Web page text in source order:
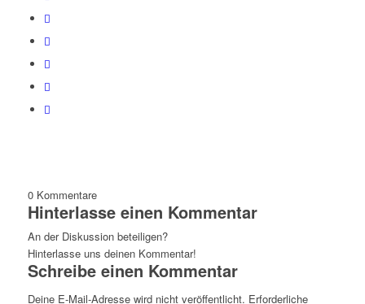
0 Kommentare
Hinterlasse einen Kommentar
An der Diskussion beteiligen?
Hinterlasse uns deinen Kommentar!
Schreibe einen Kommentar
Deine E-Mail-Adresse wird nicht veröffentlicht. Erforderliche